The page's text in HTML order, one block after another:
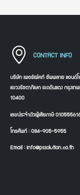
CONTACT INFO
บริษัท เพอร์เฟคท์ ซัพพลาย แอน
แขวงรัชดาภิเษก เขตดินแดง กรุงเ
10400
เลขประจำตัวผู้เสียภาษี
โทรศัพท์ : 084-905-5955
Email : info@pssolution.co.th